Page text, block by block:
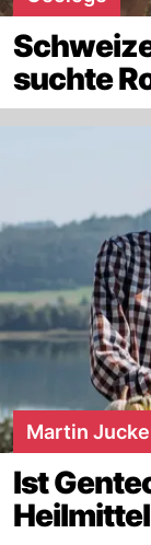
suchte
Martin
Ist